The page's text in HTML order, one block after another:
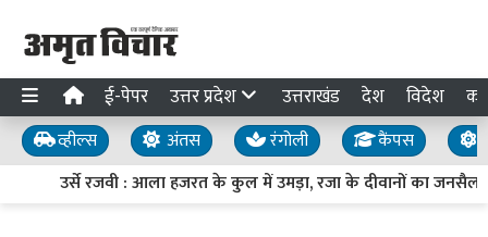
ई-पेपर उत्तर प्रदेश उत्तराखंड देश विदेश
व्हील्स अंतस रंगोली कैंपस
उर्से रजवी : आला हजरत के कुल में उमड़ा, रजा के दीवानों का जनसैलाब